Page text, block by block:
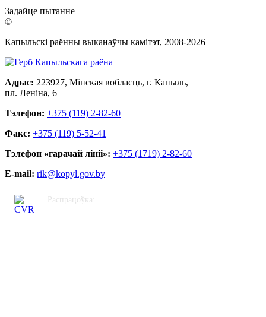
Задайце пытанне
©
Капыльскі раённы выканаўчы камітэт, 2008-2026
Адрас: 223927, Мінская вобласць, г. Капыль,
пл. Леніна, 6
Тэлефон: +375 (119) 2-82-60
Факс: +375 (119) 5-52-41
Тэлефон «гарачай лініі»: +375 (1719) 2-82-60
E-mail: rik@kopyl.gov.by
Распрацоўка: